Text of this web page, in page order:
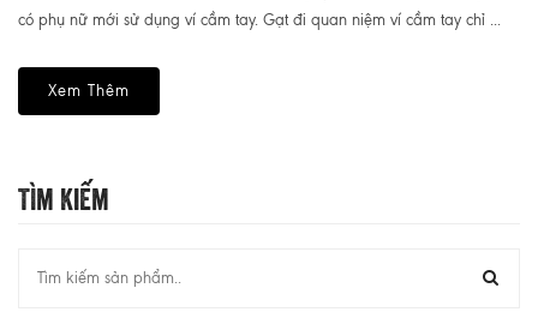
có phụ nữ mới sử dụng ví cầm tay. Gạt đi quan niệm ví cầm tay chỉ ...
Xem Thêm
Tìm Kiếm